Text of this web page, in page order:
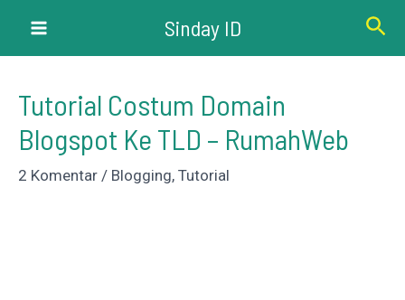
konten
Menu
Sinday ID Cari
Tutorial Costum Domain
Blogspot Ke TLD – RumahWeb
2 Komentar / Blogging, Tutorial